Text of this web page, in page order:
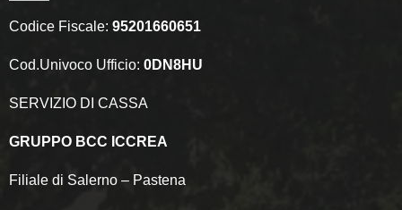
Codice Fiscale: 95201660651
Cod.Univoco Ufficio: 0DN8HU
SERVIZIO DI CASSA
GRUPPO BCC ICCREA
Filiale di Salerno – Pastena